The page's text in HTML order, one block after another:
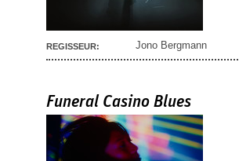
REGISSEUR: Jono Bergmann
Funeral Casino Blues